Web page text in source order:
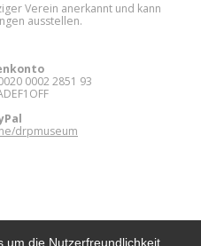
um die Nutzerfreundlichkeit
Verein anerkannt und kann
ausstellen.
0002 2851 93
drpmuseum